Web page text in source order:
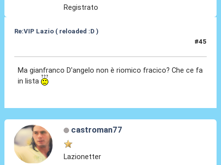
Registrato
Re:VIP Lazio ( reloaded :D )
#45
Ma gianfranco D'angelo non è riomico fracico? Che ce fa
in lista
castroman77
Lazionetter